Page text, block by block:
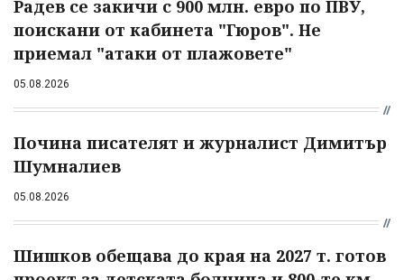
Радев се закичи с 900 млн. евро по ПВУ,
поискани от кабинета "Гюров". Не
приемал "атаки от плажовете"
05.08.2026
Почина писателят и журналист Димитър
Шумналиев
05.08.2026
Шишков обещава до края на 2027 т. готов